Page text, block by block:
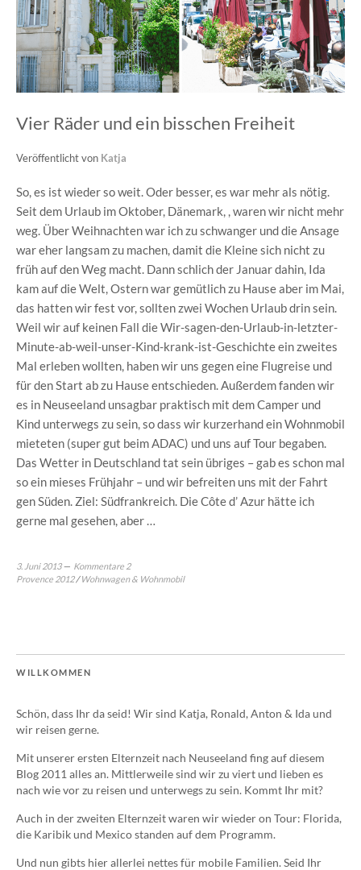
Vier Räder und ein bisschen Freiheit
Veröffentlicht von Katja
So, es ist wieder so weit. Oder besser, es war mehr als nötig.
Seit dem Urlaub im Oktober, Dänemark, , waren wir nicht mehr
weg. Über Weihnachten war ich zu schwanger und die Ansage
war eher langsam zu machen, damit die Kleine sich nicht zu
früh auf den Weg macht. Dann schlich der Januar dahin, Ida
kam auf die Welt, Ostern war gemütlich zu Hause aber im Mai,
das hatten wir fest vor, sollten zwei Wochen Urlaub drin sein.
Weil wir auf keinen Fall die Wir-sagen-den-Urlaub-in-letzter-
Minute-ab-weil-unser-Kind-krank-ist-Geschichte ein zweites
Mal erleben wollten, haben wir uns gegen eine Flugreise und
für den Start ab zu Hause entschieden. Außerdem fanden wir
es in Neuseeland unsagbar praktisch mit dem Camper und
Kind unterwegs zu sein, so dass wir kurzerhand ein Wohnmobil
mieteten (super gut beim ADAC) und uns auf Tour begaben.
Das Wetter in Deutschland tat sein übriges – gab es schon mal
so ein mieses Frühjahr – und wir befreiten uns mit der Fahrt
gen Süden. Ziel: Südfrankreich. Die Côte d’ Azur hätte ich
gerne mal gesehen, aber …
3. Juni 2013
Kommentare 2
Provence 2012/Wohnwagen & Wohnmobil
WILLKOMMEN
Schön, dass Ihr da seid! Wir sind Katja, Ronald, Anton & Ida und
wir reisen gerne.
Mit unserer ersten Elternzeit nach Neuseeland fing auf diesem
Blog 2011 alles an. Mittlerweile sind wir zu viert und lieben es
nach wie vor zu reisen und unterwegs zu sein. Kommt Ihr mit?
Auch in der zweiten Elternzeit waren wir wieder on Tour: Florida,
die Karibik und Mexico standen auf dem Programm.
Und nun gibts hier allerlei nettes für mobile Familien. Seid Ihr